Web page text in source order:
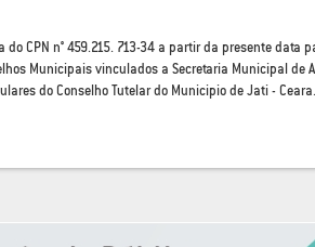
do CPN n° 459.215. 713-34 a partir da presente data
Municipais vinculados a Secretaria Municipal de
do Conselho Tutelar do Municipio de Jati - Ceara.